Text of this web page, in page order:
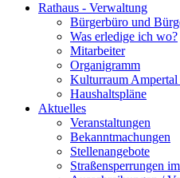
Rathaus - Verwaltung
Bürgerbüro und
Was erledige ich wo?
Mitarbeiter
Organigramm
Kulturraum Ampertal
Haushaltspläne
Aktuelles
Veranstaltungen
Bekanntmachungen
Stellenangebote
Straßensperrungen